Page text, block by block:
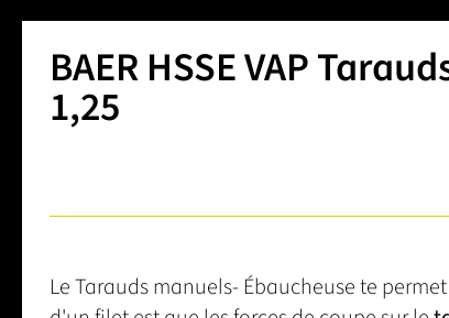
BAER HSSE VAP
1,25
Le Tarauds manuels- Ébaucheuse te